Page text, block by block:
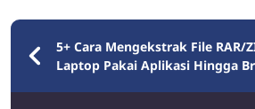
5+ Cara Mengekstrak File RAR/
Laptop Pakai Aplikasi Hingga